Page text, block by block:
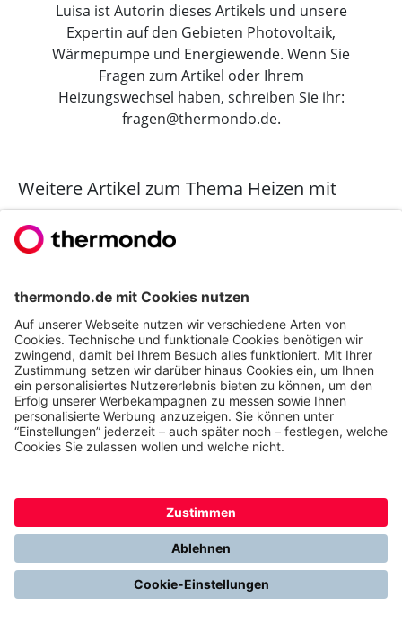
Luisa ist Autorin dieses Artikels und unsere
Expertin auf den Gebieten Photovoltaik,
Wärmepumpe und Energiewende. Wenn Sie
Fragen zum Artikel oder Ihrem
Heizungswechsel haben, schreiben Sie ihr:
fragen@thermondo.de.
Weitere Artikel zum Thema Heizen mit
Wärmepumpe
Wärmepumpe
Welche Wärmepumpe ist die beste? Welche
Kriterien zählen? Wir haben 5 Top-Modelle
miteinander verglichen.